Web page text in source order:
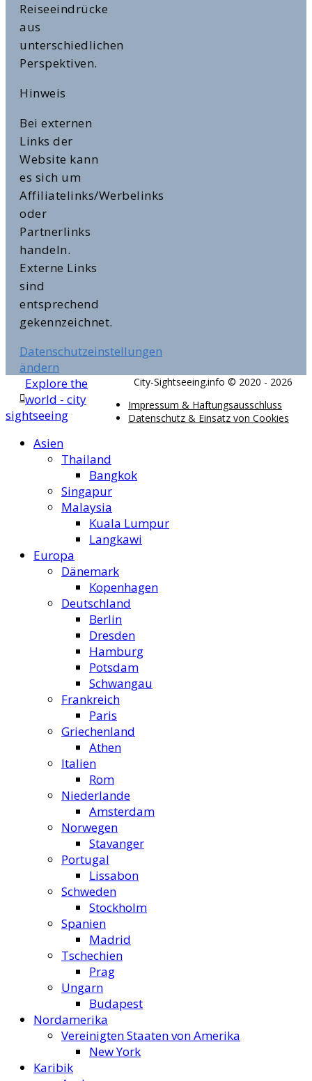
Reiseeindrücke
aus
unterschiedlichen
Perspektiven.
Hinweis
Bei externen
Links der
Website kann
es sich um
Affiliatelinks/Werbelinks
oder
Partnerlinks
handeln.
Externe Links
sind
entsprechend
gekennzeichnet.
Datenschutzeinstellungen
ändern
City-Sightseeing.info © 2020 - 2026
Impressum & Haftungsausschluss
Datenschutz & Einsatz von Cookies
Explore the
world - city
sightseeing
Asien
Thailand
Bangkok
Singapur
Malaysia
Kuala Lumpur
Langkawi
Europa
Dänemark
Kopenhagen
Deutschland
Berlin
Dresden
Hamburg
Potsdam
Schwangau
Frankreich
Paris
Griechenland
Athen
Italien
Rom
Niederlande
Amsterdam
Norwegen
Stavanger
Portugal
Lissabon
Schweden
Stockholm
Spanien
Madrid
Tschechien
Prag
Ungarn
Budapest
Nordamerika
Vereinigten Staaten von Amerika
New York
Karibik